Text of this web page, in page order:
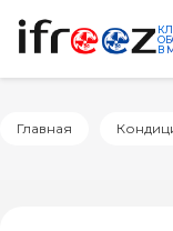
В
Главная